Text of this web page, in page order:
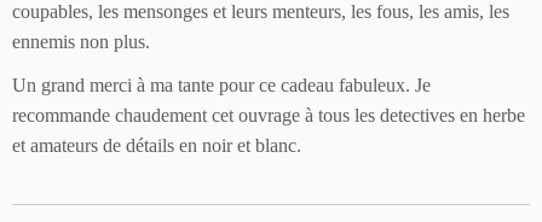
coupables, les mensonges et leurs menteurs, les fous, les amis, les
ennemis non plus.
Un grand merci à ma tante pour ce cadeau fabuleux. Je
recommande chaudement cet ouvrage à tous les detectives en herbe
et amateurs de détails en noir et blanc.